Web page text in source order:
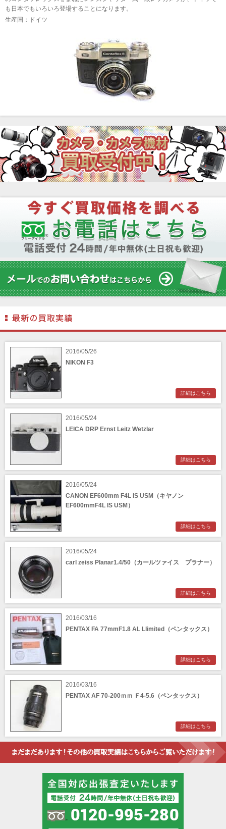
も日本でもいろいろ登場することになります。
生産国：ドイツ
2016/05/26
NIKON F3
詳細はこちら
2016/05/24
LEICA DRP Ernst Leitz Wetzlar
詳細はこちら
2016/05/24
CANON EF600mm F4L IS USM（キヤノン
EF600mmF4L IS USM）
詳細はこちら
2016/05/24
carl zeiss Planar1.4/50（カールツァイス プラナー）
詳細はこちら
2016/03/16
PENTAX FA 77mmF1.8 AL Llimited（ペンタックス）
詳細はこちら
2016/03/16
PENTAX AF 70-200ｍｍ Ｆ4-5.6（ペンタックス）
詳細はこちら